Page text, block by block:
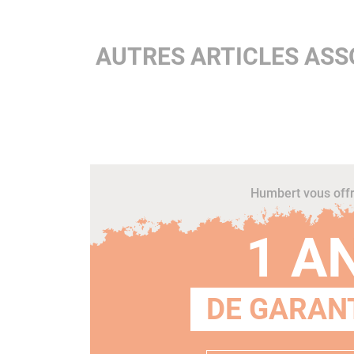
AUTRES ARTICLES
Humbert vous
1
DE